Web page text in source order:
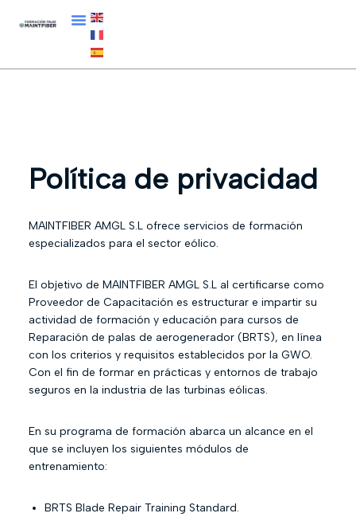
Política de privacidad
MAINTFIBER AMGL S.L ofrece servicios de formación
especializados para el sector eólico.
El objetivo de MAINTFIBER AMGL S.L al certificarse como
Proveedor de Capacitación es estructurar e impartir su
actividad de formación y educación para cursos de
Reparación de palas de aerogenerador (BRTS), en línea
con los criterios y requisitos establecidos por la GWO.
Con el fin de formar en prácticas y entornos de trabajo
seguros en la industria de las turbinas eólicas.
En su programa de formación abarca un alcance en el
que se incluyen los siguientes módulos de
entrenamiento:
BRTS Blade Repair Training Standard.